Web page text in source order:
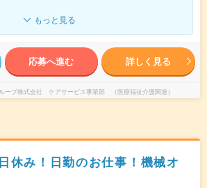
もっと見る
応募へ進む 詳しく見る
ープ株式会社 ケアサービス事業部 （医療福祉介護関連）
休み！日勤のお仕事！機械オ